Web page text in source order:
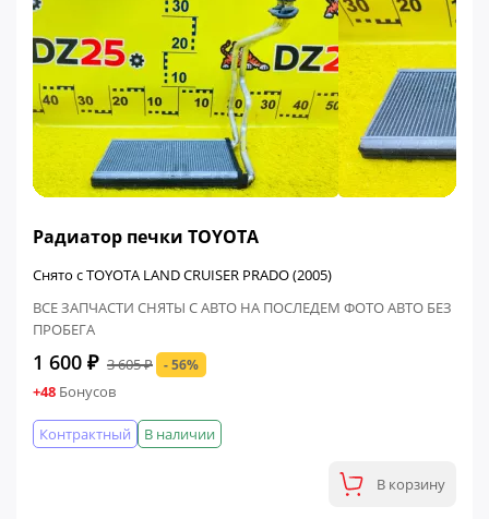
Радиатор печки TOYOTA
Снято с TOYOTA LAND CRUISER PRADO (2005)
ВСЕ ЗАПЧАСТИ СНЯТЫ С АВТО НА ПОСЛЕДЕМ ФОТО АВТО БЕЗ
ПРОБЕГА
1 600 ₽ 3 605 ₽ - 56%
+48 Бонусов
В наличии
Контрактный
В корзину